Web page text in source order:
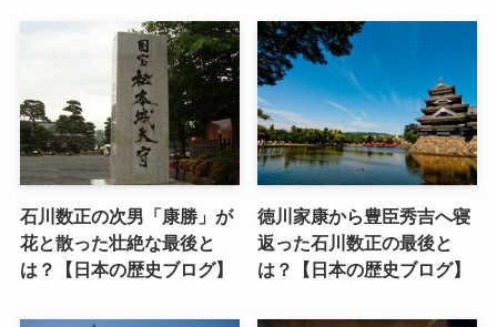
石川数正の次男「康勝」が
花と散った壮絶な最後と
は？【日本の歴史ブログ】
徳川家康から豊臣秀吉へ寝
返った石川数正の最後と
は？【日本の歴史ブログ】